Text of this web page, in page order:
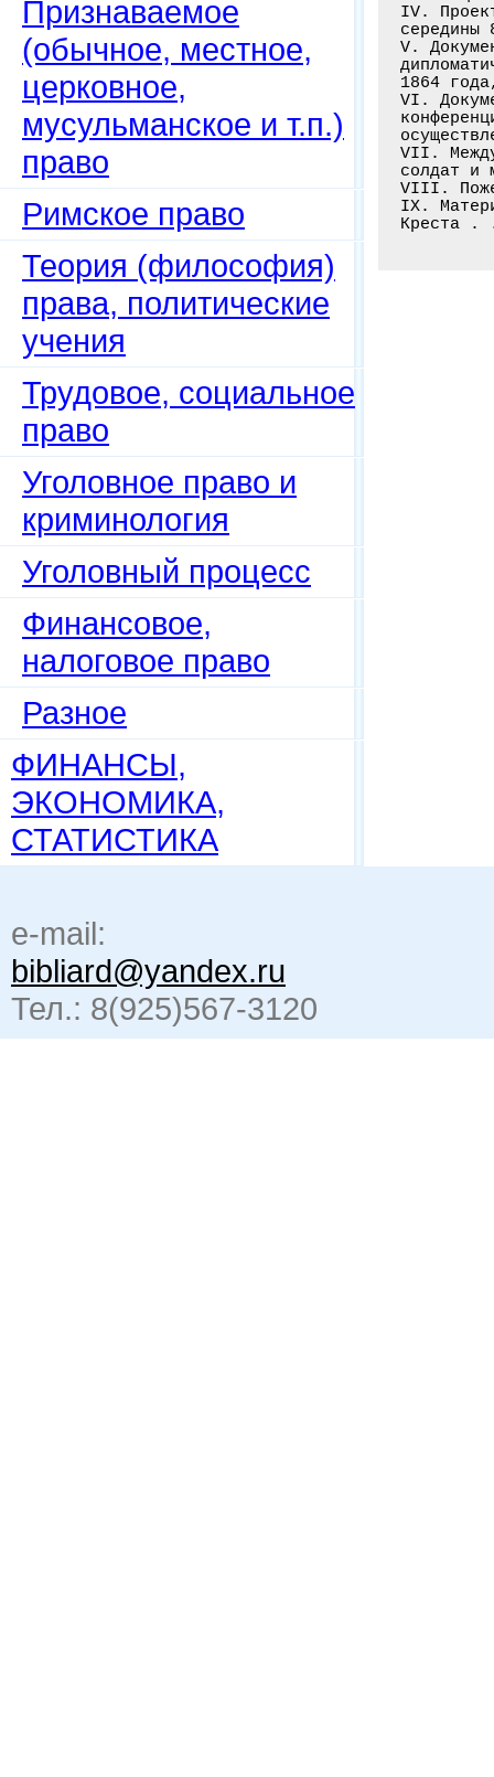
Признаваемое
(обычное, местное,
церковное,
мусульманское и т.п.)
право
Римское право
Теория (философия)
права, политические
учения
Трудовое, социальное
право
Уголовное право и
криминология
Уголовный процесс
Финансовое,
налоговое право
Разное
ФИНАНСЫ,
ЭКОНОМИКА,
СТАТИСТИКА
IV.
V.
1864
VI.
VII.
солдат
VIII.
IX.
e-mail:
bibliard@yandex.ru
Тел.: 8(925)567-3120